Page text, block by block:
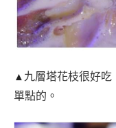
▲ 九層塔花枝很好
單點的。